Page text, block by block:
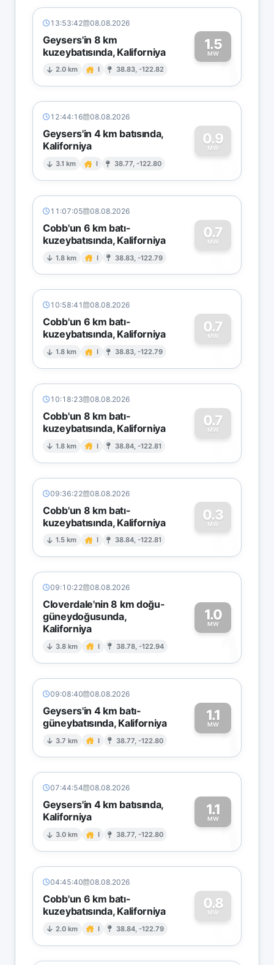
13:53:42 08.08.2026
Geysers'in 8 km
kuzeybatısında, Kaliforniya
2.0 km I 38.83, -122.82
1.5
MW1
12:44:16 08.08.2026
Geysers'in 4 km batısında,
Kaliforniya
3.1 km I 38.77, -122.80
0.9
MW
0
11:07:05 08.08.2026
Cobb'un 6 km batı-
kuzeybatısında, Kaliforniya
1.8 km I 38.83, -122.79
0.7
MW
0
10:58:41 08.08.2026
Cobb'un 6 km batı-
kuzeybatısında, Kaliforniya
1.8 km I 38.83, -122.79
0.7
MW
0
10:18:23 08.08.2026
Cobb'un 8 km batı-
kuzeybatısında, Kaliforniya
1.8 km I 38.84, -122.81
0.7
MW
0
09:36:22 08.08.2026
Cobb'un 8 km batı-
kuzeybatısında, Kaliforniya
1.5 km I 38.84, -122.81
0.3
MW
0
09:10:22 08.08.2026
Cloverdale'nin 8 km doğu-
güneydoğusunda,
Kaliforniya
3.8 km I 38.78, -122.94
1.0
MW
1
09:08:40 08.08.2026
Geysers'in 4 km batı-
güneybatısında, Kaliforniya
3.7 km I 38.77, -122.80
1.1
MW1
07:44:54 08.08.2026
Geysers'in 4 km batısında,
Kaliforniya
3.0 km I 38.77, -122.80
1.1
MW1
04:45:40 08.08.2026
Cobb'un 6 km batı-
kuzeybatısında, Kaliforniya
2.0 km I 38.84, -122.79
0.8
MW
0